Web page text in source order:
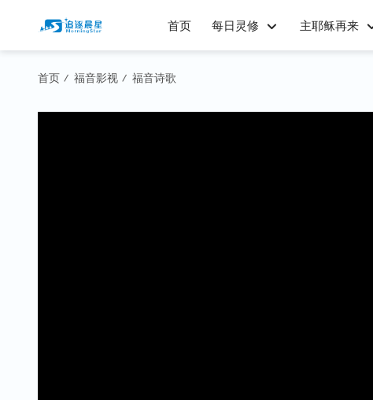
首页 每日灵修 主耶稣再来
首页 / 福音影视 / 福音诗歌